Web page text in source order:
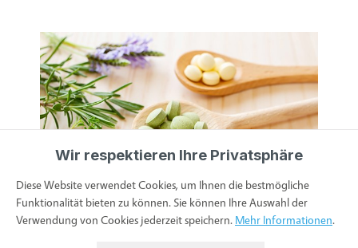
Wir respektieren Ihre Privatsphäre
Diese Website verwendet Cookies, um Ihnen die bestmögliche
Funktionalität bieten zu können. Sie können Ihre Auswahl der
Verwendung von Cookies jederzeit speichern. Mehr Informationen.